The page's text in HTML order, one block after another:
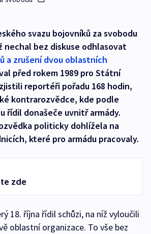
svazu bojovníků za svobodu
nechal bez diskuse odhlasovat
a zrušení dvou oblastních
před rokem 1989 pro Státní
reportéři pořadu 168 hodin,
kontrarozvědce, kde podle
řídil donašeče uvnitř armády.
politicky dohlížela na
které pro armádu pracovaly.
zde
18. října řídil schůzi, na níž vyloučili
oblastní organizace. To vše bez